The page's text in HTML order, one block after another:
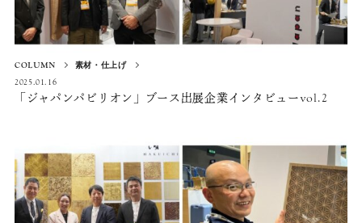
COLUMN
素材・仕上げ
2025.01.16
「ジャパンパビリオン」ブース出展企業インタビューvol.2